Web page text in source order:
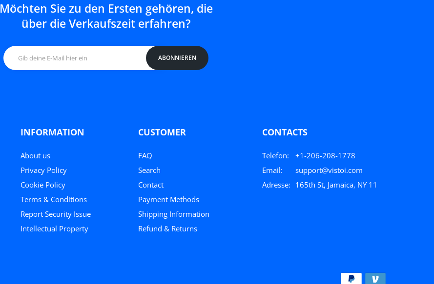
Möchten Sie zu den Ersten gehören, die
über die Verkaufszeit erfahren?
ABONNIEREN
INFORMATION
About us
Privacy Policy
Cookie Policy
Terms & Conditions
Report Security Issue
Intellectual Property
CUSTOMER
FAQ
Search
Contact
Payment Methods
Shipping Information
Refund & Returns
CONTACTS
Telefon:
+1-206-208-1778
Email:
support@vistoi.com
Adresse: 165th St, Jamaica, NY 11
Zahlungsmethoden